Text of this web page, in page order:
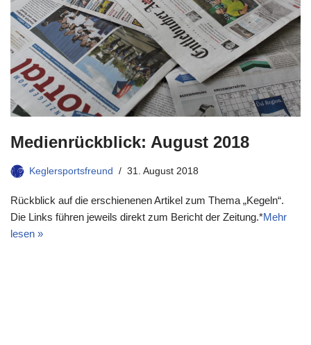
Medienrückblick: August 2018
Keglersportsfreund 31. August 2018
Rückblick auf die erschienenen Artikel zum Thema „Kegeln“.
Die Links führen jeweils direkt zum Bericht der Zeitung.*Mehr
lesen »